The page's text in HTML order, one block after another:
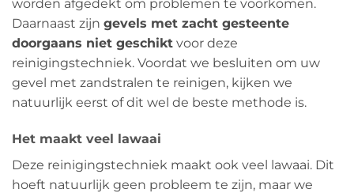
worden afgedekt om problemen te voorkomen.
Daarnaast zijn gevels met zacht gesteente
doorgaans niet geschikt voor deze
reinigingstechniek. Voordat we besluiten om uw
gevel met zandstralen te reinigen, kijken we
natuurlijk eerst of dit wel de beste methode is.
Het maakt veel lawaai
Deze reinigingstechniek maakt ook veel lawaai. Dit
hoeft natuurlijk geen probleem te zijn, maar we